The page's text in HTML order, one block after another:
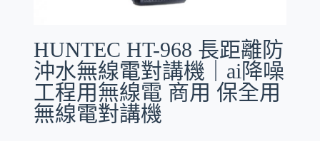
HUNTEC HT-968 長距離防
沖水無線電對講機｜ai降噪
工程用無線電 商用 保全用
無線電對講機